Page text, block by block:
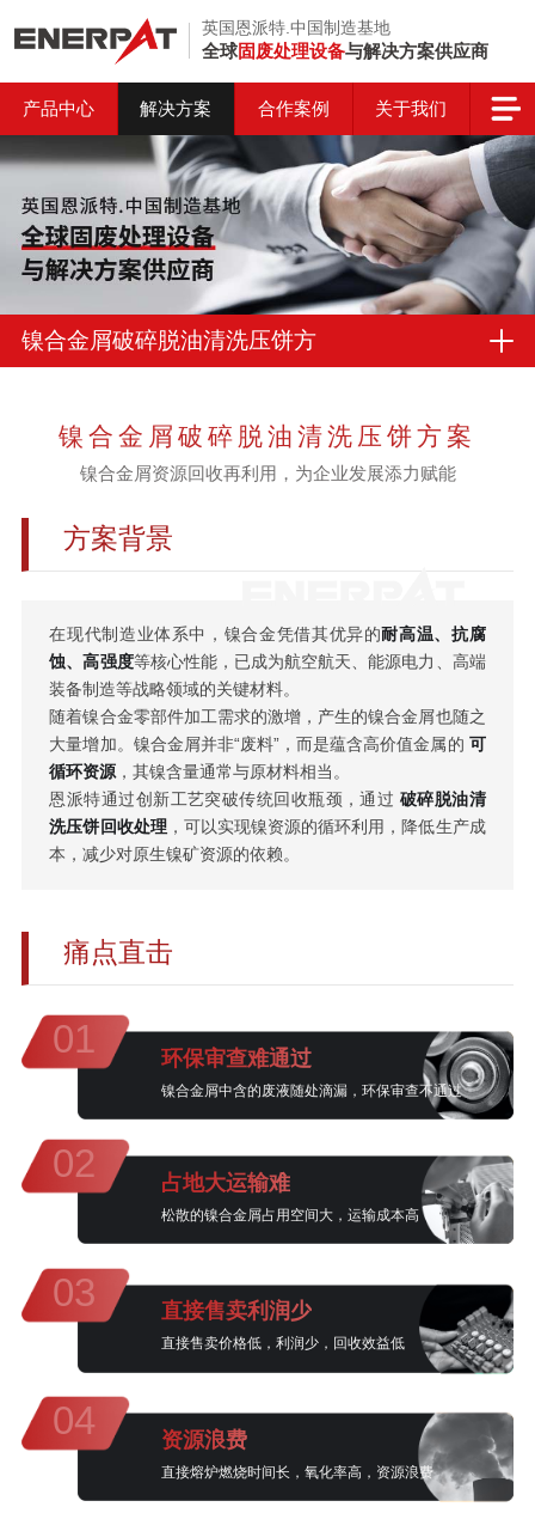
英国恩派特.中国制造基地
全球固废处理设备与解决方案供应商
产品中心 解决方案 合作案例 关于我们
镍合金屑破碎脱油清洗压饼方
镍合金屑破碎脱油清洗压饼方案
镍合金屑资源回收再利用，为企业发展添力赋能
方案背景
在现代制造业体系中，镍合金凭借其优异的耐高温、抗腐
蚀、高强度等核心性能，已成为航空航天、能源电力、高端
装备制造等战略领域的关键材料。
随着镍合金零部件加工需求的激增，产生的镍合金屑也随之
大量增加。镍合金屑并非“废料”，而是蕴含高价值金属的 可
循环资源，其镍含量通常与原材料相当。
恩派特通过创新工艺突破传统回收瓶颈，通过 破碎脱油清
洗压饼回收处理，可以实现镍资源的循环利用，降低生产成
本，减少对原生镍矿资源的依赖。
痛点直击
01 环保审查难通过
镍合金屑中含的废液随处滴漏，环保审查不通过
02 占地大运输难
松散的镍合金屑占用空间大，运输成本高
03 直接售卖利润少
直接售卖价格低，利润少，回收效益低
04 资源浪费
直接熔炉燃烧时间长，氧化率高，资源浪费